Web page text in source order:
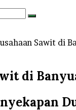
Search
Sawit di
di